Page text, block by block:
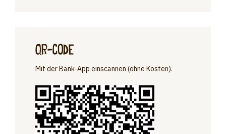
QR-Code
Mit der Bank-App einscannen (ohne Kosten).